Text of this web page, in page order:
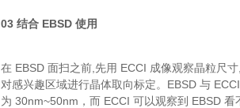
03 结合 EBSD 使用
在 EBSD 面扫之前,先用 ECCI 成像观察晶粒尺
对感兴趣区域进行晶体取向标定。EBSD 与
为 30nm~50nm，而 ECCI 可以观察到 EBSD